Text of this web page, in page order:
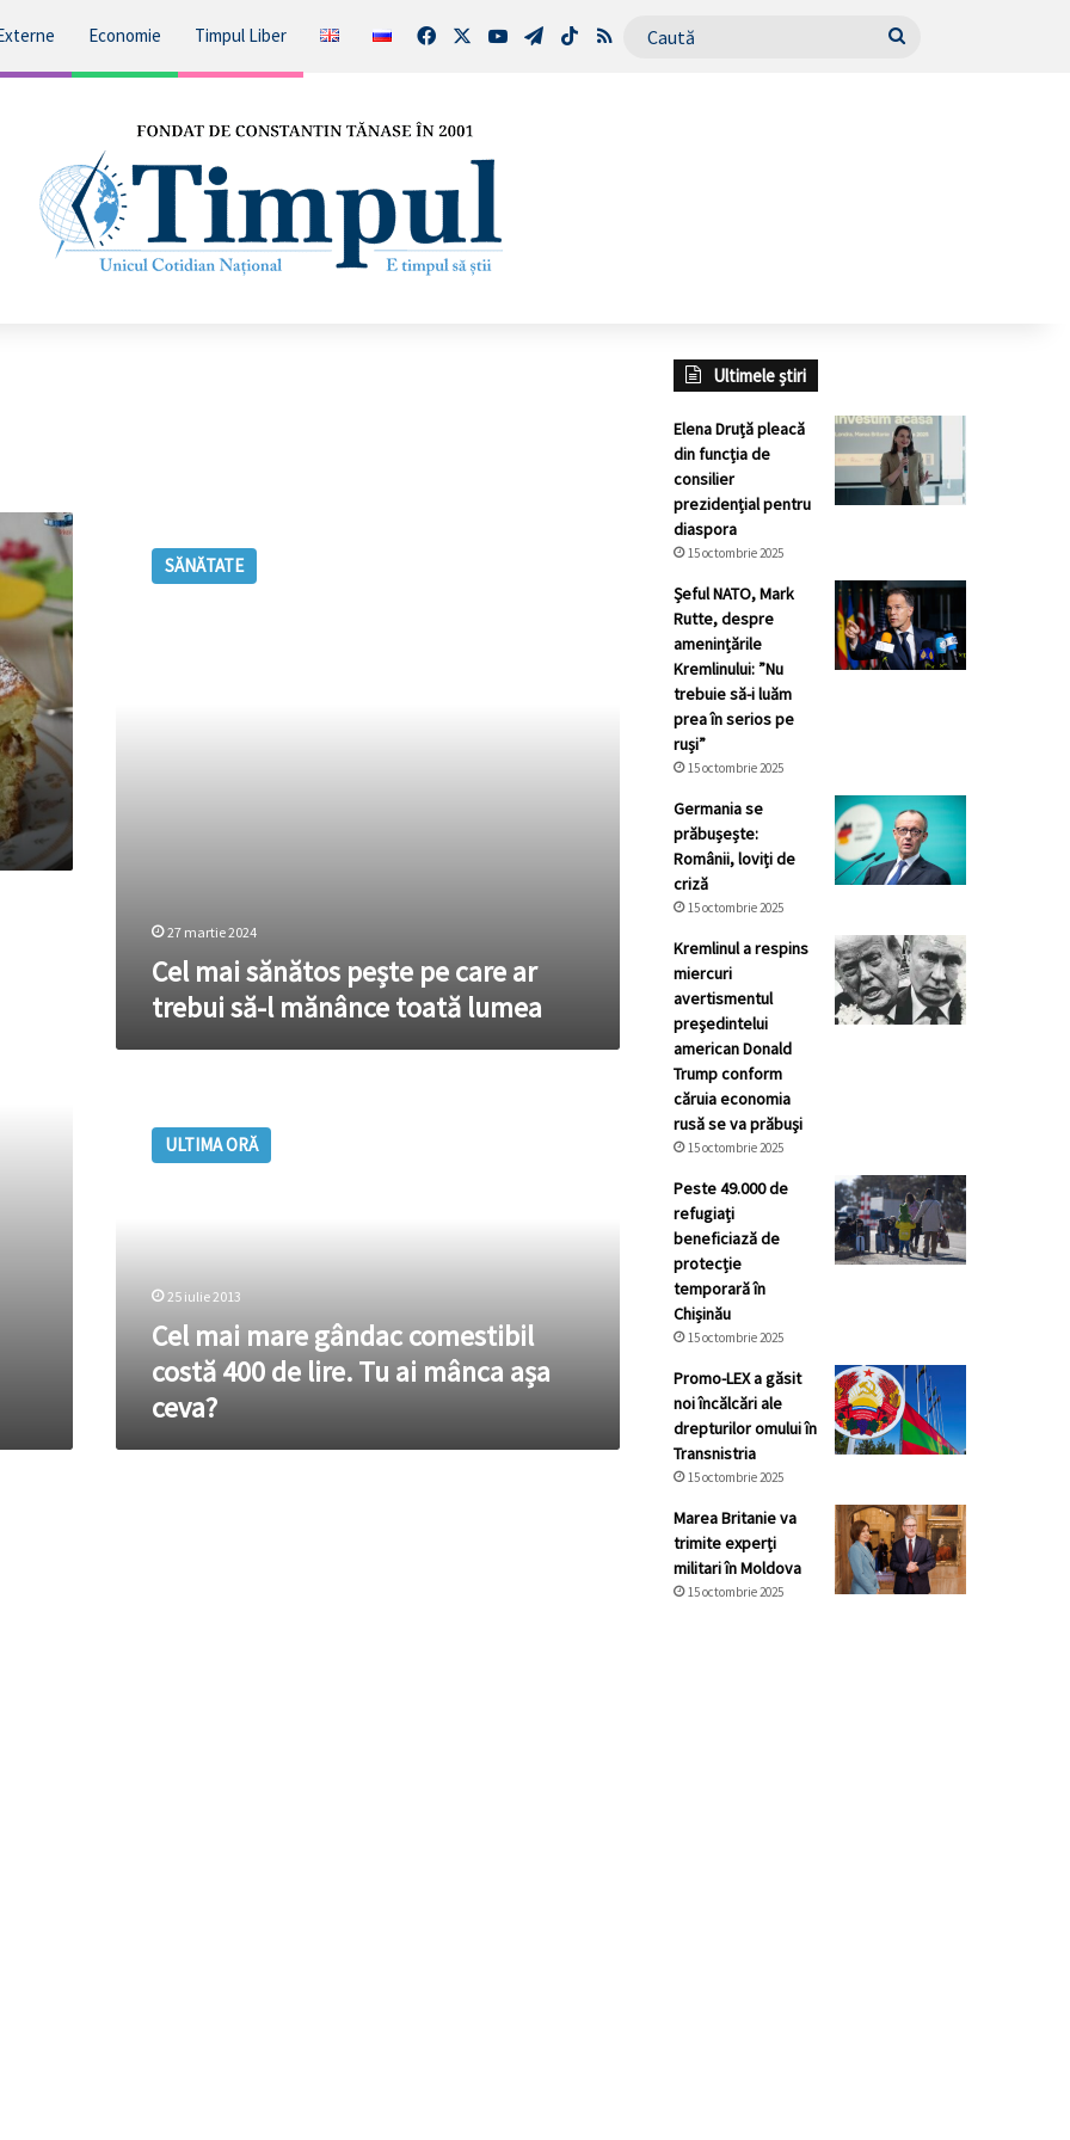
Economie Timpul Liber FacebookYouTubeTelegram
TikTokRSS Caută
sănătosSĂNĂTATE
27 martie 2024
Cel mai sănătos pește pe care ar
trebui să-l mănânce toată lumea
mânca
ULTIMA ORĂ
25 iulie 2013
Cel mai mare gândac comestibil
costă 400 de lire. Tu ai mânca așa
ceva?
Ultimele știri
Elena Druță pleacă
din funcția de
consilier
prezidențial pentru
diaspora
15 octombrie 2025
Șeful NATO, Mark
Rutte, despre
amenințările
Kremlinului: ”Nu
trebuie să-i luăm
prea în serios pe
ruși”
15 octombrie 2025
Germania se
prăbușește:
Românii, loviți de
criză
15 octombrie 2025
Kremlinul a respins
miercuri
avertismentul
preşedintelui
american Donald
Trump conform
căruia economia
rusă se va prăbuşi
15 octombrie 2025
Peste 49.000 de
refugiați
beneficiază de
protecție
temporară în
Chișinău
15 octombrie 2025
Promo-LEX a găsit
noi încălcări ale
drepturilor omului în
Transnistria
15 octombrie 2025
Marea Britanie va
trimite experți
militari în Moldova
15 octombrie 2025